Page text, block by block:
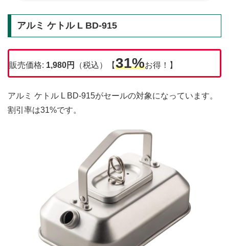
アルミ ケトル L BD-915
販売価格: 1,980円 （税込）【31%お得！】
アルミ ケトル L BD-915がセールの対象になっています。
割引率は31%です。